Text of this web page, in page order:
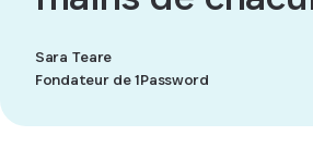
Sara Teare
Fondateur de 1Password